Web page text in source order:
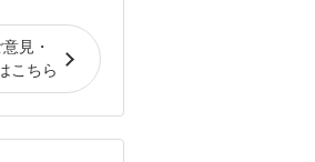
見・
こちら